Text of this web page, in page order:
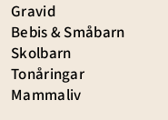
Gravid
Bebis & Småbarn
Skolbarn
Tonåringar
Mammaliv